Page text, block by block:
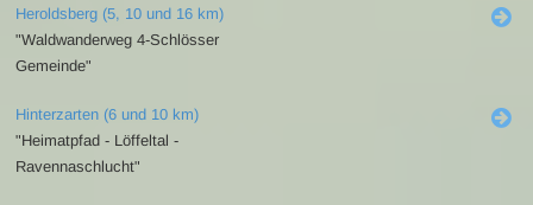
Heroldsberg (5, 10 und 16 km)
"Waldwanderweg 4-Schlösser
Gemeinde"
Hinterzarten (6 und 10 km)
"Heimatpfad - Löffeltal -
Ravennaschlucht"